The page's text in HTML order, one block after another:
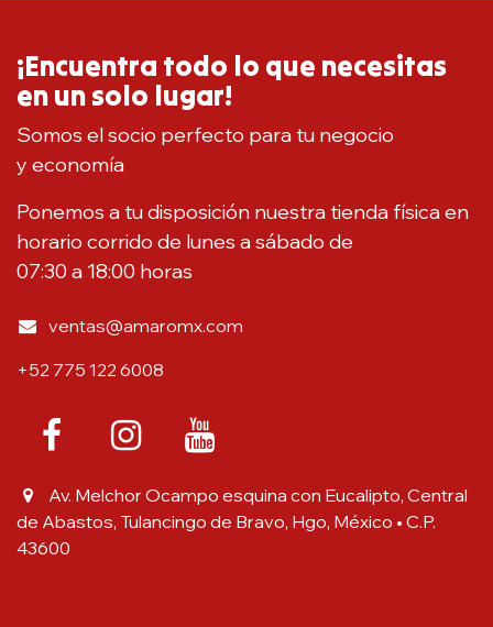
¡Encuentra todo lo que necesitas
en un solo lugar!
Somos el socio perfecto para tu negocio
y economía
Ponemos a tu disposición nuestra tienda física en
horario corrido de lunes a sábado de
07:30 a 18:00 horas
ventas@amaromx.com
+52 775 122 6008
Av. Melchor Ocampo esquina con Eucalipto, Central
de Abastos, Tulancingo de Bravo, Hgo, México • C.P.
43600